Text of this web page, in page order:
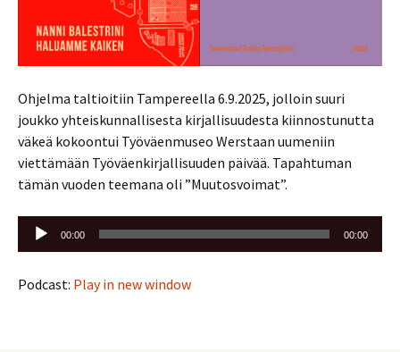
Ohjelma taltioitiin Tampereella 6.9.2025, jolloin suuri
joukko yhteiskunnallisesta kirjallisuudesta kiinnostunutta
väkeä kokoontui Työväenmuseo Werstaan uumeniin
viettämään Työväenkirjallisuuden päivää. Tapahtuman
tämän vuoden teemana oli ”Muutosvoimat”.
Äänitoistin
00:00 00:00
Podcast: Play in new window